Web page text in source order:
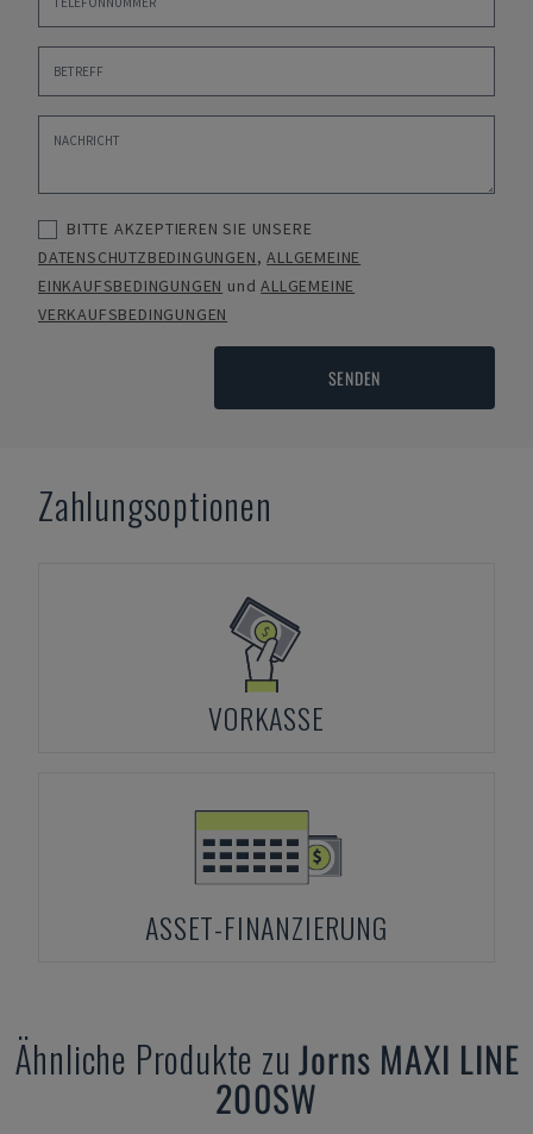
BITTE AKZEPTIEREN SIE UNSERE
DATENSCHUTZBEDINGUNGEN,ALLGEMEINE
EINKAUFSBEDINGUNGEN undALLGEMEINE
VERKAUFSBEDINGUNGEN
SENDEN
Zahlungsoptionen
VORKASSE
ASSET-FINANZIERUNG
Ähnliche Produkte zuJorns MAXI LINE
200SW